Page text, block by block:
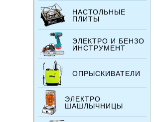
НАСТОЛЬНЫЕ
ПЛИТЫ
ЭЛЕКТРО И БЕНЗО
ИНСТРУМЕНТ
ОПРЫСКИВАТЕЛИ
ЭЛЕКТРО
ШАШЛЫЧНИЦЫ